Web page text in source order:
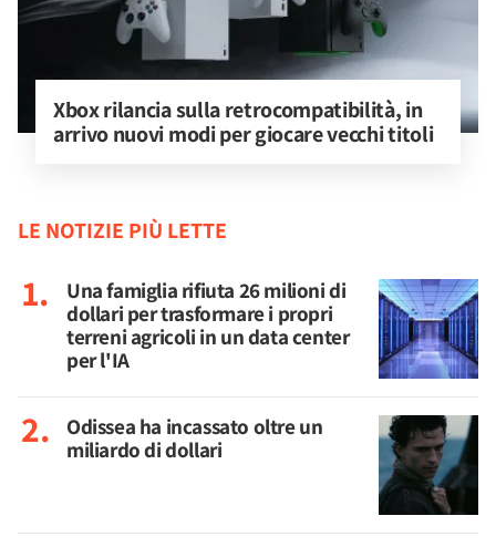
Xbox rilancia sulla retrocompatibilità, in
arrivo nuovi modi per giocare vecchi titoli
LE NOTIZIE PIÙ LETTE
Una famiglia rifiuta 26 milioni di
dollari per trasformare i propri
terreni agricoli in un data center
per l'IA
Odissea ha incassato oltre un
miliardo di dollari